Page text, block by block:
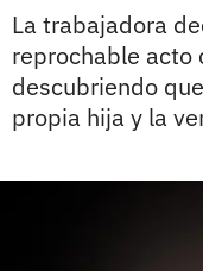
La trabajadora
reprochable acto
descubriendo
propia hija y la